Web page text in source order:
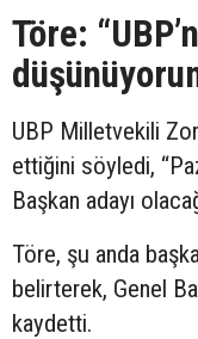
Töre:
UBP Milletvekili
ettiğini söyledi,
Başkan adayı
Töre, şu anda
belirterek, Genel
kaydetti.